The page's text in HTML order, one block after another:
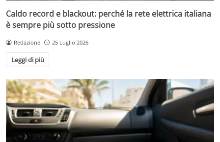
Caldo record e blackout: perché la rete elettrica italiana
è sempre più sotto pressione
Redazione 25 Luglio 2026
Leggi di più